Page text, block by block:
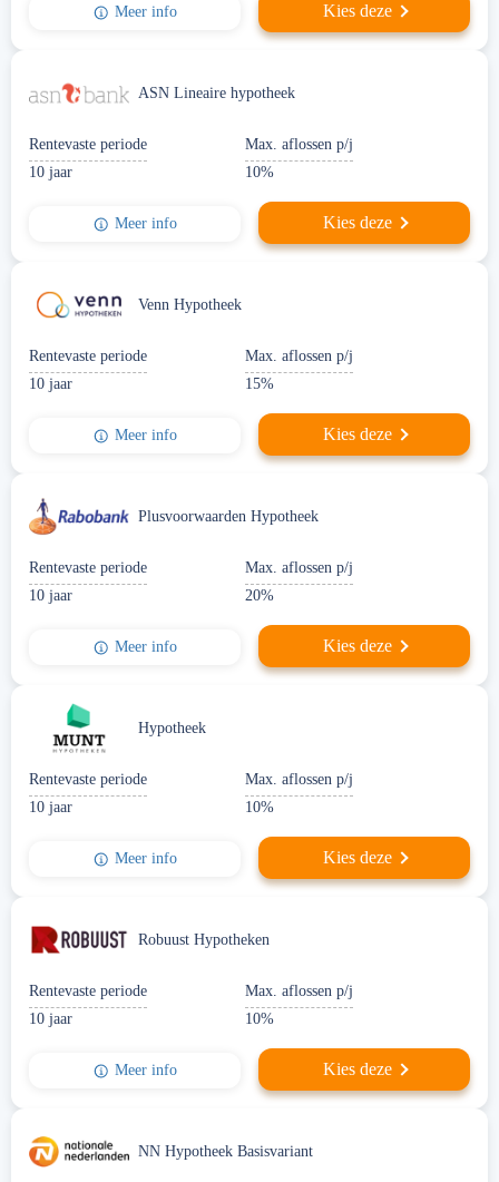
Meer info Kies deze
ASN Lineaire hypotheek
Rentevaste periode
10 jaar
Max. aflossen p/j
10%
Meer info Kies deze
Venn Hypotheek
Rentevaste periode
10 jaar
Max. aflossen p/j
15%
Meer info Kies deze
Plusvoorwaarden Hypotheek
Rentevaste periode
10 jaar
Max. aflossen p/j
20%
Meer info Kies deze
Hypotheek
Rentevaste periode
10 jaar
Max. aflossen p/j
10%
Meer info Kies deze
Robuust Hypotheken
Rentevaste periode
10 jaar
Max. aflossen p/j
10%
Meer info Kies deze
NN Hypotheek Basisvariant